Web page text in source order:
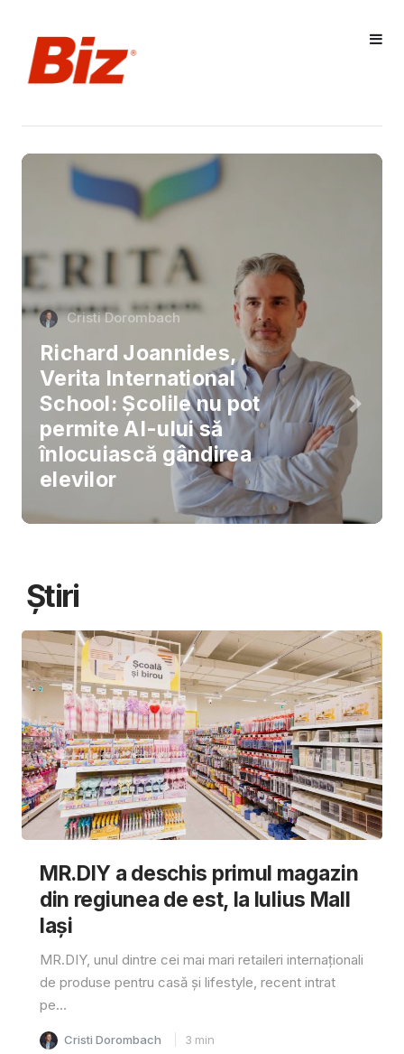
Cristi Dorombach
Richard Joannides,
Verita International
School: Școlile nu pot
permite AI-ului să
înlocuiască gândirea
elevilor
Știri
MR.DIY a deschis primul magazin
din regiunea de est, la Iulius Mall
Iași
MR.DIY, unul dintre cei mai mari retaileri internaționali
de produse pentru casă și lifestyle, recent intrat
pe...
Cristi Dorombach 3 min